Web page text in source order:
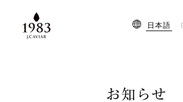
日本語
お知らせ